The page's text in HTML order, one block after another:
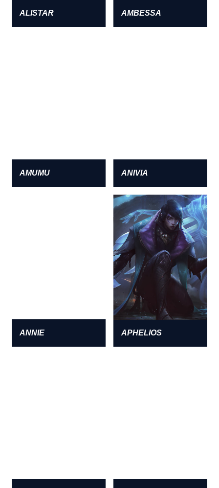
ALISTAR AMBESSA
AMUMU ANIVIA
ANNIE APHELIOS